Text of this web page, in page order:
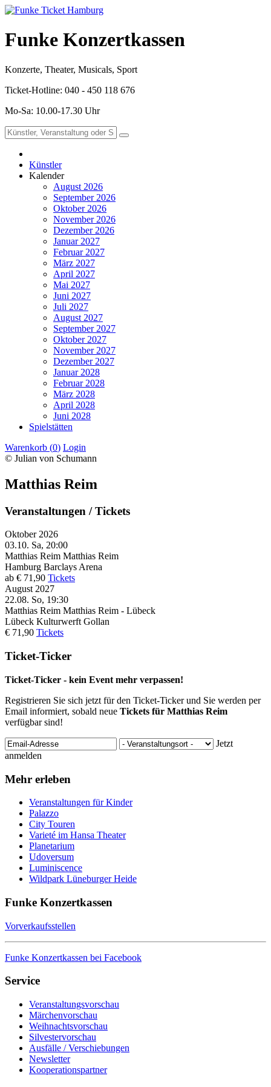
Funke Konzertkassen
Konzerte, Theater, Musicals, Sport
Ticket-Hotline: 040 - 450 118 676
Mo-Sa: 10.00-17.30 Uhr
Künstler
Kalender
August 2026
September 2026
Oktober 2026
November 2026
Dezember 2026
Januar 2027
Februar 2027
März 2027
April 2027
Mai 2027
Juni 2027
Juli 2027
August 2027
September 2027
Oktober 2027
November 2027
Dezember 2027
Januar 2028
Februar 2028
März 2028
April 2028
Juni 2028
Spielstätten
Warenkorb (0) Login
© Julian von Schumann
Matthias Reim
Veranstaltungen / Tickets
Oktober 2026
03.10. Sa, 20:00
Matthias Reim Matthias Reim
Hamburg Barclays Arena
ab € 71,90 Tickets
August 2027
22.08. So, 19:30
Matthias Reim Matthias Reim - Lübeck
Lübeck Kulturwerft Gollan
€ 71,90 Tickets
Ticket-Ticker
Ticket-Ticker - kein Event mehr verpassen!
Registrieren Sie sich jetzt für den Ticket-Ticker und Sie werden per
Email informiert, sobald neue Tickets für Matthias Reim
verfügbar sind!
Jetzt
anmelden
Mehr erleben
Veranstaltungen für Kinder
Palazzo
City Touren
Varieté im Hansa Theater
Planetarium
Udoversum
Luminiscence
Wildpark Lüneburger Heide
Funke Konzertkassen
Vorverkaufsstellen
Funke Konzertkassen bei Facebook
Service
Veranstaltungsvorschau
Märchenvorschau
Weihnachtsvorschau
Silvestervorschau
Ausfälle / Verschiebungen
Newsletter
Kooperationspartner